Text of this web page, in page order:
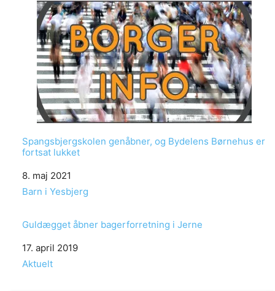
Spangsbjergskolen genåbner, og Bydelens Børnehus er
fortsat lukket
Date
8. maj 2021
In relation to
Barn i Yesbjerg
Guldægget åbner bagerforretning i Jerne
Date
17. april 2019
In relation to
Aktuelt